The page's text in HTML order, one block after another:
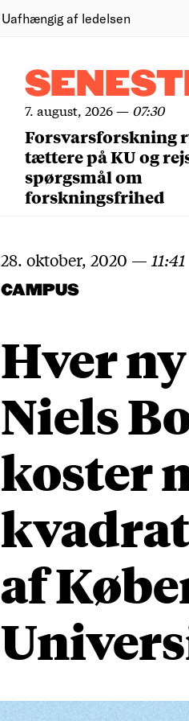
Uafhængig af ledelsen
7. august, 2026— 07:30
Forsvarsforskning
tættere på KU og
spørgsmål om
forskningsfrihed
28. oktober, 2020 — 11:41
CAMPUS
Hver
Niels
koster
af